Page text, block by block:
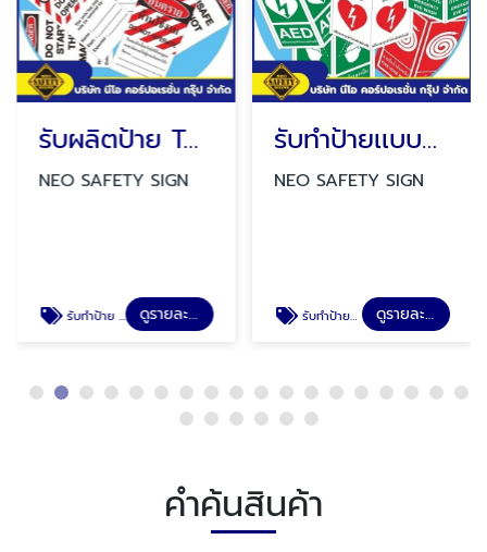
รับผลิตป้าย TAGS
NEO SAFETY SIGN
รับทำป้าย TAGS ดูรายละเอียด
รับทำป้ายเเบบพับทรงสามเหลี่ยม
NEO SAFETY SIGN
รับทำป้ายป้ายเเบบพับทรงสามเหลี่ยม ป้ายสวมถังดับเพลิง ป้ายสายดับเพลิง ป้ายล้างตาฉุกเฉิน ดูรายละเอียด
คำค้นสินค้า